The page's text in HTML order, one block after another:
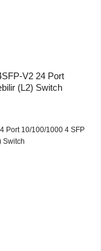
Port 10/100/1000 4 SFP
Switch